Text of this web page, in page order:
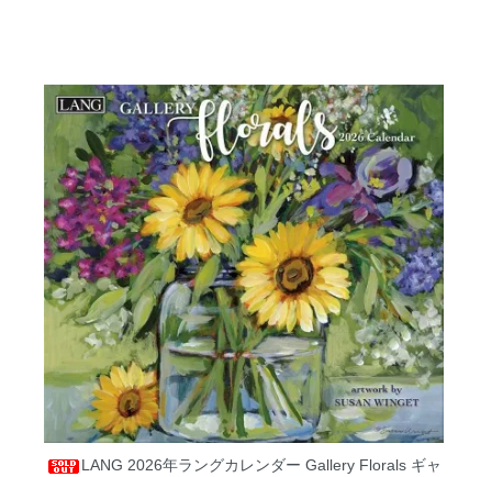
LANG 2026年ラングカレンダー Gallery Florals ギャ